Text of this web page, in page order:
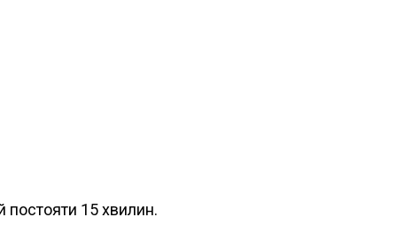
постояти 15 хвилин.